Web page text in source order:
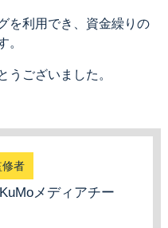
を利用でき、資金繰りの
。
うございました。
修者
メディアチー